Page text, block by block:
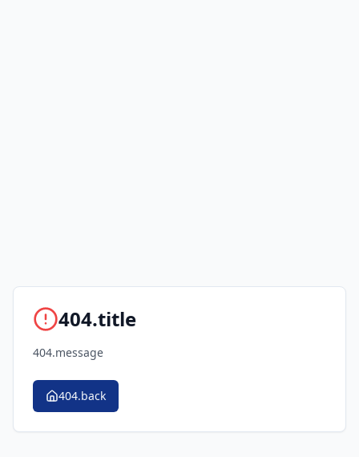
404.title
404.message
404.back